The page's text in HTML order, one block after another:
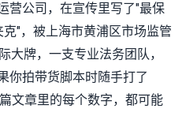
营公司，在宣传里写了"最保
"，被上海市黄浦区市场监管
大牌，一支专业法务团队，
你拍带货脚本时随手打了
文章里的每个数字，都可能